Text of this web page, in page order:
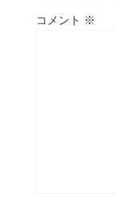
コメント ※